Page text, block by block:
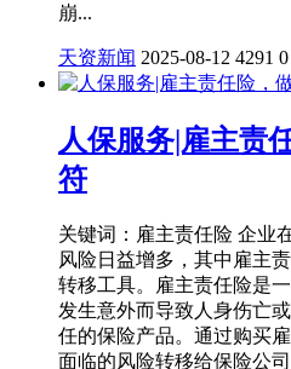
崩...
天资新闻 2025-08-12 4291 0
人保服务|雇主责
符
关键词：雇主责任险 企业
风险日益增多，其中雇主
转移工具。雇主责任险是
发生意外而导致人身伤亡
任的保险产品。通过购买
面临的风险转移给保险公